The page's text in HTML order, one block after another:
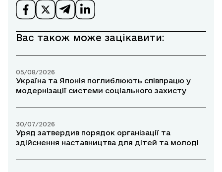
Вас також може зацікавити:
05/08/2026
Україна та Японія поглиблюють співпрацю у
модернізації системи соціального захисту
30/07/2026
Уряд затвердив порядок організації та
здійснення наставництва для дітей та молоді